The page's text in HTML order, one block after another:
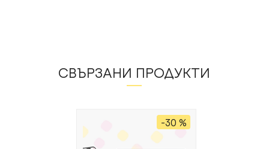
СВЪРЗАНИ ПРОДУКТИ
-30 %